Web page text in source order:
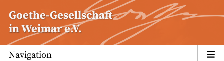
Inhalt
springen
Goethe-Gesellschaft
in Weimar e.V.
Navigation